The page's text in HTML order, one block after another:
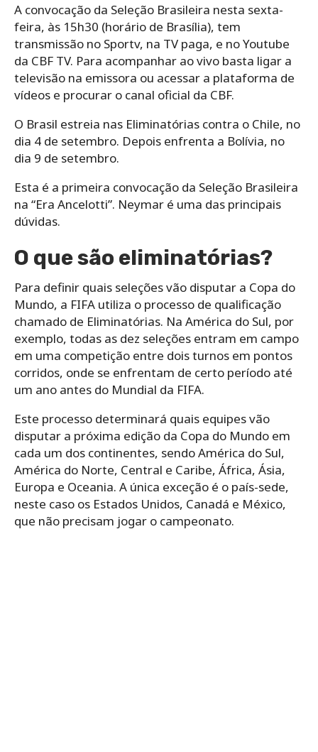
A convocação da Seleção Brasileira nesta sexta-
feira, às 15h30 (horário de Brasília), tem
transmissão no Sportv, na TV paga, e no Youtube
da CBF TV. Para acompanhar ao vivo basta ligar a
televisão na emissora ou acessar a plataforma de
vídeos e procurar o canal oficial da CBF.
O Brasil estreia nas Eliminatórias contra o Chile, no
dia 4 de setembro. Depois enfrenta a Bolívia, no
dia 9 de setembro.
Esta é a primeira convocação da Seleção Brasileira
na “Era Ancelotti”. Neymar é uma das principais
dúvidas.
O que são eliminatórias?
Para definir quais seleções vão disputar a Copa do
Mundo, a FIFA utiliza o processo de qualificação
chamado de Eliminatórias. Na América do Sul, por
exemplo, todas as dez seleções entram em campo
em uma competição entre dois turnos em pontos
corridos, onde se enfrentam de certo período até
um ano antes do Mundial da FIFA.
Este processo determinará quais equipes vão
disputar a próxima edição da Copa do Mundo em
cada um dos continentes, sendo América do Sul,
América do Norte, Central e Caribe, África, Ásia,
Europa e Oceania. A única exceção é o país-sede,
neste caso os Estados Unidos, Canadá e México,
que não precisam jogar o campeonato.